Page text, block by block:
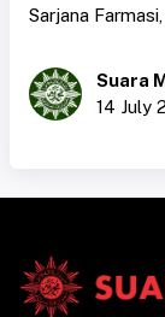
Sarjana
Suara
14 July